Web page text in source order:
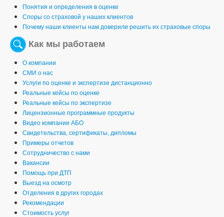
Понятия и определения в оценке
Споры со страховой у наших клиентов
Почему наши клиенты нам доверили решить их страховые споры
Как мы работаем
О компании
СМИ о нас
Услуги по оценке и экспертизе дистанционно
Реальные кейсы по оценке
Реальные кейсы по экспертизе
Лицензионные программные продукты
Видео компании АБО
Свидетельства, сертификаты, дипломы
Примеры отчетов
Сотрудничество с нами
Вакансии
Помощь при ДТП
Выезд на осмотр
Отделения в других городах
Рекомендации
Стоимость услуг